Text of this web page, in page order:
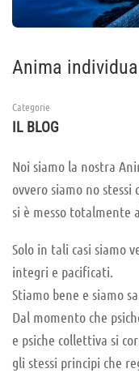
Anima
Categorie
IL BLOG
Noi siamo la nostra
ovvero siamo no
si è messo totalmente
Solo in tali casi siamo
integri e pacificati.
Stiamo bene e siamo
Dal momento che
e psiche collettiva si
gli stessi principi che